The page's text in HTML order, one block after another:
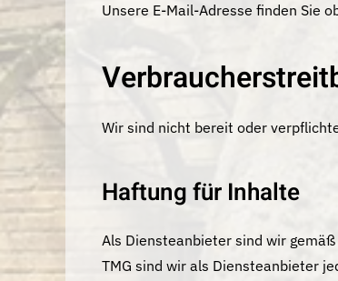
Unsere E-Mail-Adresse finden Sie
Wir sind nicht bereit oder
Haftung für Inhalte
Als Diensteanbieter sind wir
TMG sind wir als Diensteanbieter